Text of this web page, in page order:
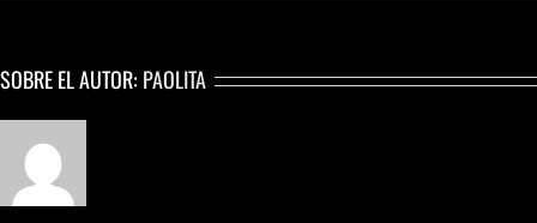
SOBRE EL AUTOR: PAOLITA